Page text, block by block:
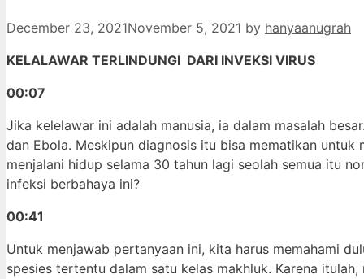
December 23, 2021November 5, 2021 by hanyaanugrah
KELALAWAR TERLINDUNGI DARI INVEKSI VIRUS
00:07
Jika kelelawar ini adalah manusia, ia dalam masalah
dan Ebola. Meskipun diagnosis itu bisa mematikan
menjalani hidup selama 30 tahun lagi seolah semua itu
infeksi berbahaya ini?
00:41
Untuk menjawab pertanyaan ini, kita harus memahami
spesies tertentu dalam satu kelas makhluk. Karena